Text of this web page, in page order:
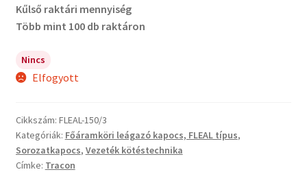
Kűlső raktári mennyiség
Több mint 100 db raktáron
Nincs
Elfogyott
Cikkszám: FLEAL-150/3
Kategóriák: Főáramköri leágazó kapocs, FLEAL típus,
Sorozatkapocs, Vezeték kötéstechnika
Címke: Tracon